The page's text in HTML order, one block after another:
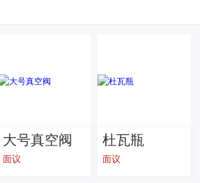
大号真空阀
面议
杜瓦瓶
面议